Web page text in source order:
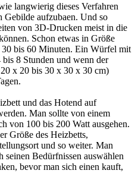
langwierig dieses Verfahren
Gebilde aufzubaen. Und so
von 3D-Drucken meist in die
Schon etwas in Größe
30 bis 60 Minuten. Ein Würfel mit
8 Stunden und wenn der
x 20 bis 30 x 30 x 30 cm)
und das Hotend auf
Man sollte von einem
von 100 bis 200 Watt ausgehen.
Größe des Heizbetts,
und so weiter. Man
Bedürfnissen auswählen
bevor man sich einen kauft,